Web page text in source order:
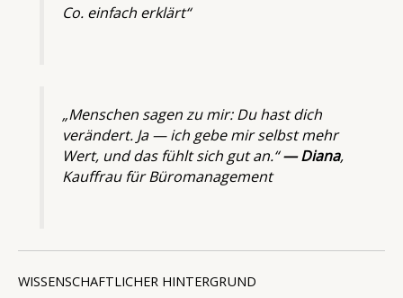
Co. einfach erklärt“
„Menschen sagen zu mir: Du hast dich
verändert. Ja — ich gebe mir selbst mehr
Wert, und das fühlt sich gut an.“— Diana,
Kauffrau für Büromanagement
WISSENSCHAFTLICHER HINTERGRUND